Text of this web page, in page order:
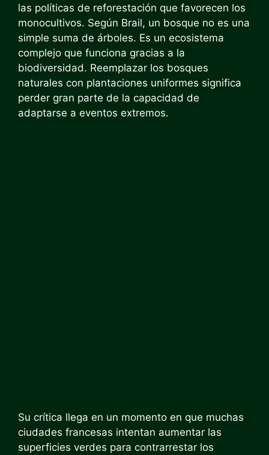
las políticas de reforestación que favorecen los
monocultivos. Según Brail, un bosque no es una
simple suma de árboles. Es un ecosistema
complejo que funciona gracias a la
biodiversidad. Reemplazar los bosques
naturales con plantaciones uniformes significa
perder gran parte de la capacidad de
adaptarse a eventos extremos.
Su crítica llega en un momento en que muchas
ciudades francesas intentan aumentar las
superficies verdes para contrarrestar los